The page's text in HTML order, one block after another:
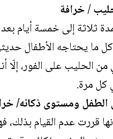
/خرافة
ثلاثة إلى خمسة أيام
كل ما يحتاجه الأطفال
الحليب على الفور، إلّا
كل مرة.
ومستوى ذكائه/
قررت عدم القيام